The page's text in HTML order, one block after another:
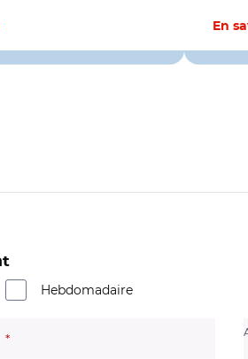
En
Hebdomadaire
(champ obligatoire)